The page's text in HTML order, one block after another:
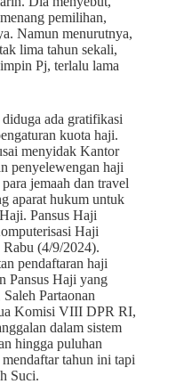
pemilihan,
Namun menurutnya,
lima tahun sekali,
Pj, terlalu lama
ada gratifikasi
kuota haji.
menyidak Kantor
penyelewengan haji
jemaah dan travel
aparat hukum untuk
Pansus Haji
Haji
Rabu (4/9/2024).
pendaftaran haji
Pansus Haji yang
Partaonan
Komisi VIII DPR RI,
dalam sistem
hingga puluhan
tahun ini tapi
Suci.